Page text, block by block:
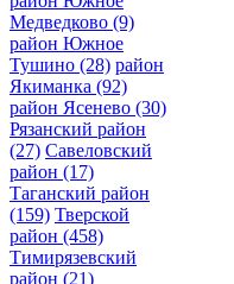
Медведково (9)
район Южное
Тушино (28) район
Якиманка (92)
район Ясенево (30)
Рязанский район
(27) Савеловский
район (17)
Таганский район
(159) Тверской
район (458)
Тимирязевский
район (21)